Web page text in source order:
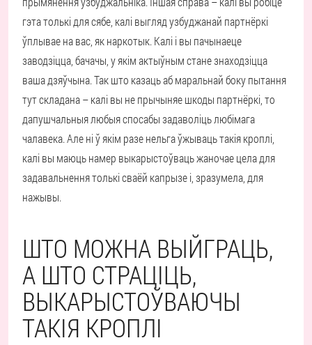
гэта толькі для сябе, калі выгляд узбуджанай партнёркі
ўплывае на вас, як наркотык. Калі і вы пачынаеце
заводзіцца, бачачы, у якім актыўным стане знаходзіцца
ваша дзяўчына. Так што казаць аб маральнай боку пытання
тут складана – калі вы не прычыняе шкоды партнёркі, то
дапушчальныя любыя спосабы задаволіць любімага
чалавека. Але ні ў якім разе нельга ўжываць такія кроплі,
калі вы маюць намер выкарыстоўваць жаночае цела для
задавальнення толькі сваёй капрызе і, зразумела, для
нажывы.
ШТО МОЖНА ВЫЙГРАЦЬ,
А ШТО СТРАЦІЦЬ,
ВЫКАРЫСТОЎВАЮЧЫ
ТАКІЯ КРОПЛІ